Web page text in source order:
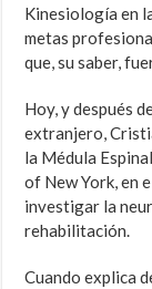
Kinesiología en
metas
que, su saber,
Hoy, y después
extranjero,
la Médula
of New York, en
investigar la
rehabilitación.
Cuando explica